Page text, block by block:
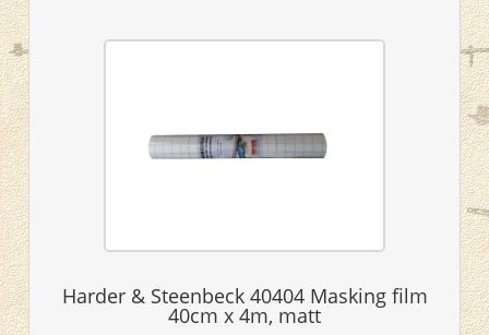
Harder & Steenbeck 40404 Masking film
40cm x 4m, matt